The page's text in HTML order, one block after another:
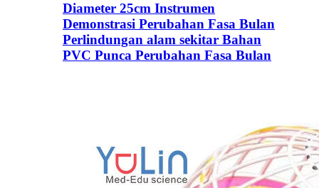
Diameter 25cm Instrumen
Demonstrasi Perubahan Fasa Bulan
Perlindungan alam sekitar Bahan
PVC Punca Perubahan Fasa Bulan